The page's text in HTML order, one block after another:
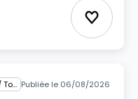
Ajouter
Loisirs / Hôtellerie / Restauration / Tourisme Publiée le 06/08/2026